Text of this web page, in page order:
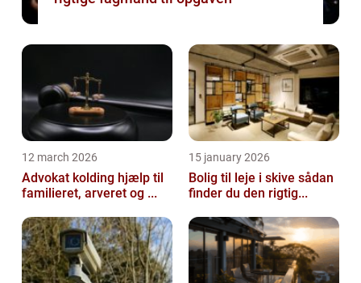
12 march 2026
Advokat kolding hjælp til
familieret, arveret og ...
15 january 2026
Bolig til leje i skive sådan
finder du den rigtig...